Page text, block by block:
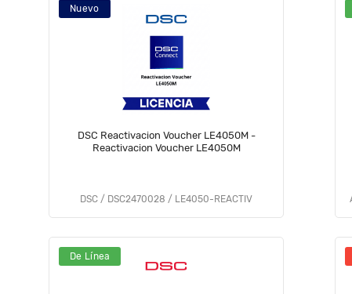
Nuevo
DSC Reactivacion Voucher LE4050M -
Reactivacion Voucher LE4050M
DSC / DSC2470028 / LE4050-REACTIV
De Línea